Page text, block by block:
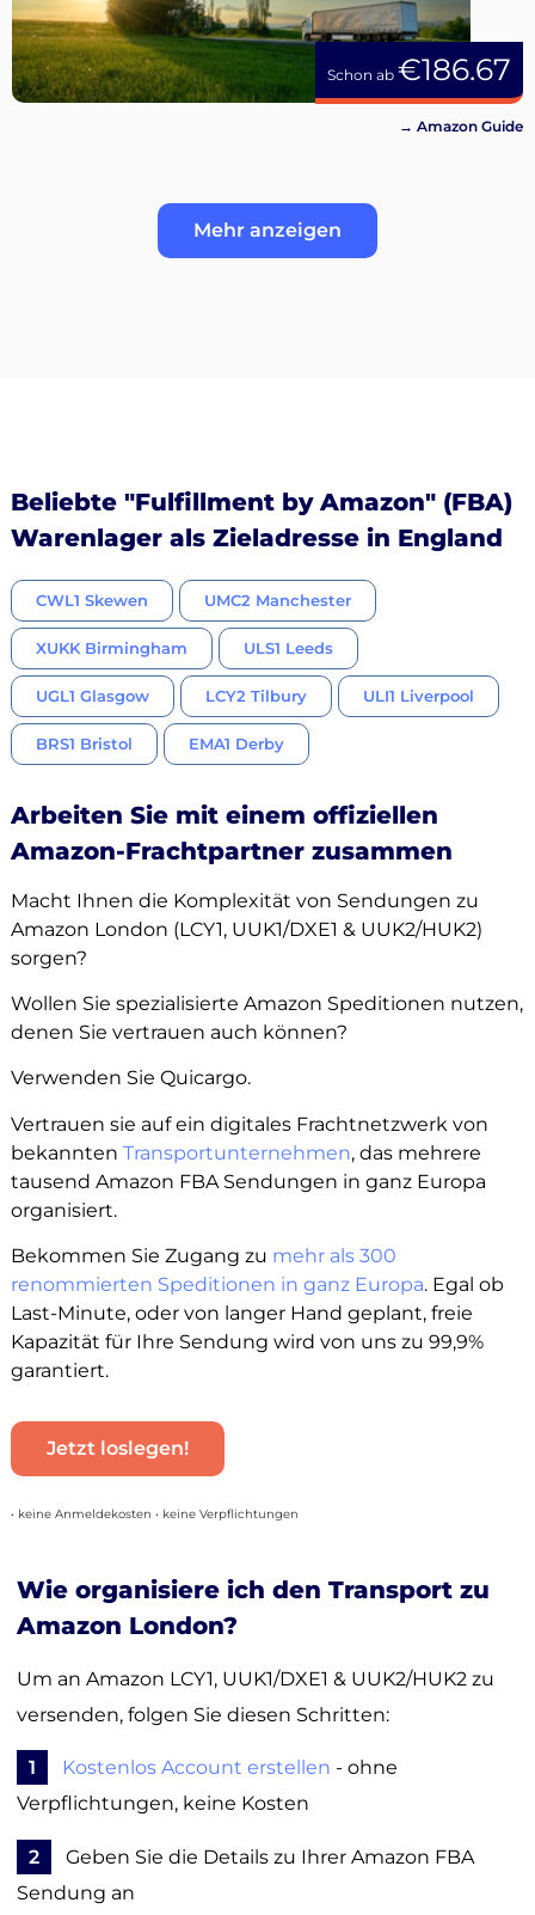
Schon ab €186.67
→ Amazon Guide
Mehr anzeigen
Beliebte "Fulfillment by Amazon" (FBA)
Warenlager als Zieladresse in England
CWL1 Skewen UMC2 Manchester
XUKK Birmingham ULS1 Leeds
UGL1 Glasgow LCY2 Tilbury ULI1 Liverpool
BRS1 Bristol EMA1 Derby
Arbeiten Sie mit einem offiziellen
Amazon-Frachtpartner zusammen
Macht Ihnen die Komplexität von Sendungen zu
Amazon London (LCY1, UUK1/DXE1 & UUK2/HUK2)
sorgen?
Wollen Sie spezialisierte Amazon Speditionen nutzen,
denen Sie vertrauen auch können?
Verwenden Sie Quicargo.
Vertrauen sie auf ein digitales Frachtnetzwerk von
bekannten Transportunternehmen, das mehrere
tausend Amazon FBA Sendungen in ganz Europa
organisiert.
Bekommen Sie Zugang zu mehr als 300
renommierten Speditionen in ganz Europa. Egal ob
Last-Minute, oder von langer Hand geplant, freie
Kapazität für Ihre Sendung wird von uns zu 99,9%
garantiert.
Jetzt loslegen!
• keine Anmeldekosten • keine Verpflichtungen
Wie organisiere ich den Transport zu
Amazon London?
Um an Amazon LCY1, UUK1/DXE1 & UUK2/HUK2 zu
versenden, folgen Sie diesen Schritten:
1 Kostenlos Account erstellen - ohne
Verpflichtungen, keine Kosten
2
Geben Sie die Details zu Ihrer Amazon FBA
Sendung an